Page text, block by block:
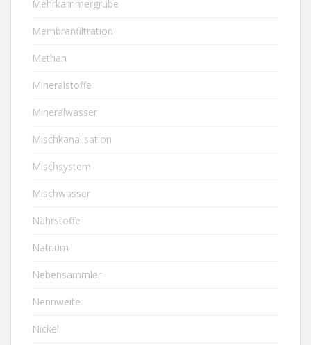
Mehrkammergrube
Membranfiltration
Methan
Mineralstoffe
Mineralwasser
Mischkanalisation
Mischsystem
Mischwasser
Nährstoffe
Natrium
Nebensammler
Nennweite
Nickel